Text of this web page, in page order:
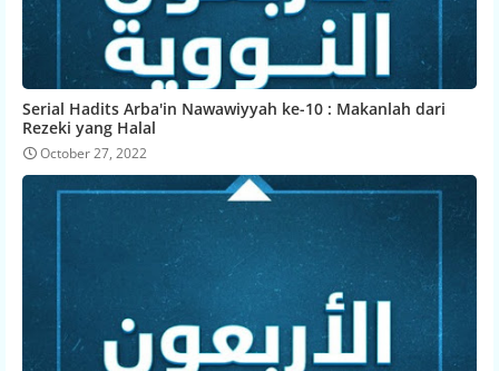
Serial Hadits Arba'in Nawawiyyah ke-10 : Makanlah dari
Rezeki yang Halal
October 27, 2022